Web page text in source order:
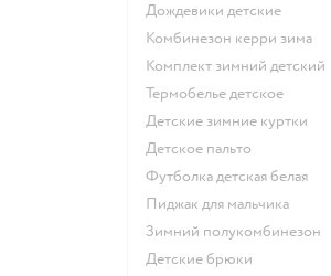
Дождевики детские
Комбинезон керри зима
Комплект зимний детский
Термобелье детское
Детские зимние куртки
Детское пальто
Футболка детская белая
Пиджак для мальчика
Зимний полукомбинезон
Детские брюки